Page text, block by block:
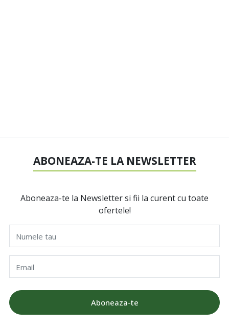
ABONEAZA-TE LA NEWSLETTER
Aboneaza-te la Newsletter si fii la curent cu toate
ofertele!
Numele tau
Email
Aboneaza-te